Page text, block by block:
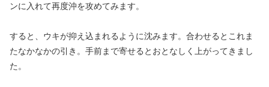
ンに入れて再度沖を攻めてみます。
すると、ウキが抑え込まれるように沈みます。合わせるとこれま
たなかなかの引き。手前まで寄せるとおとなしく上がってきまし
た。